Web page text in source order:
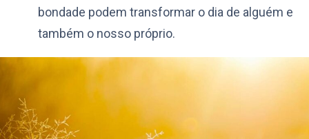
bondade podem transformar o dia de alguém e
também o nosso próprio.